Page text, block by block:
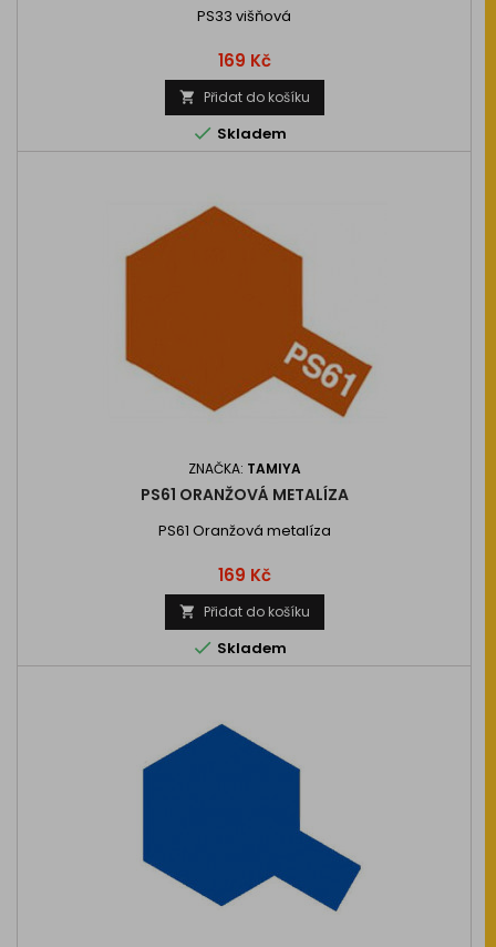
PS33 višňová
Cena
169 Kč
 Přidat do košíku
 Skladem
ZNAČKA: TAMIYA
PS61 ORANŽOVÁ METALÍZA
PS61 Oranžová metalíza
Cena
169 Kč
 Přidat do košíku
 Skladem